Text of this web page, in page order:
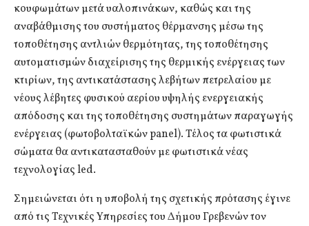
κουφωμάτων μετά υαλοπινάκων, καθώς και της
αναβάθμισης του συστήματος θέρμανσης μέσω της
τοποθέτησης αντλιών θερμότητας, της τοποθέτησης
αυτοματισμών διαχείρισης της θερμικής ενέργειας των
κτιρίων, της αντικατάστασης λεβήτων πετρελαίου με
νέους λέβητες φυσικού αερίου υψηλής ενεργειακής
απόδοσης και της τοποθέτησης συστημάτων παραγωγής
ενέργειας (φωτοβολταϊκών panel). Τέλος τα φωτιστικά
σώματα θα αντικατασταθούν με φωτιστικά νέας
τεχνολογίας led.
Σημειώνεται ότι η υποβολή της σχετικής πρότασης έγινε
από τις Τεχνικές Υπηρεσίες του Δήμου Γρεβενών τον